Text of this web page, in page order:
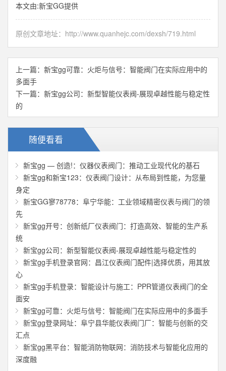
本文由:新宝GG提供
原创文章地址： http://www.quanhejc.com/dexsh/719.html
上一篇： 新宝gg可靠：火炬与信号：智能阀门在实际应用中的
多面手
下一篇： 新宝gg公司：新型智能仪表阀-展现卓越性能与稳定性
的
随便看看
新宝gg — 创造!：仪器仪表阀门：推动工业现代化的基石
新宝gg和新宝123：仪表阀门设计：从布局到性能，为您量
身定
新宝GG寥78778：阜宁华能：工业领域精密仪表与阀门的领
先
新宝gg开号：创新纸厂仪表阀门：打造高效、智能的生产系
统
新宝gg公司：新型智能仪表阀-展现卓越性能与稳定性的
新宝gg手机登录官网：昌江仪表阀门配件|选择优质，用其放
心
新宝gg手机登录：智能设计与施工：PPR管道仪表阀门的全
面安
新宝gg可靠：火炬与信号：智能阀门在实际应用中的多面手
新宝gg登录网址：阜宁县华能仪表阀门厂：智能与创新的交
汇点
新宝gg黑平台：智能消防物联网：消防技术与智能化应用的
深度融